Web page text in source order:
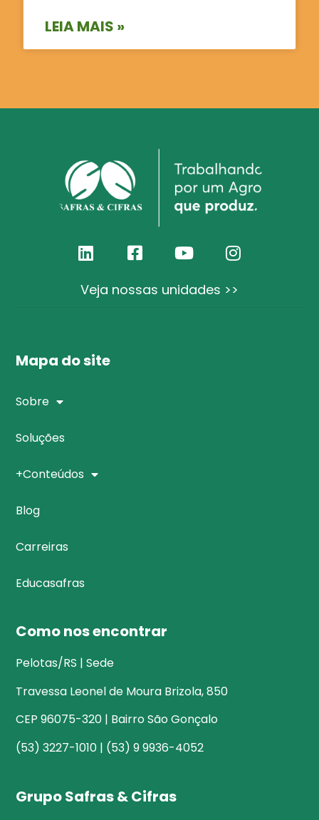
LEIA MAIS »
Veja nossas unidades >>
Mapa do site
Sobre
Soluções
+Conteúdos
Blog
Carreiras
Educasafras
Como nos encontrar
Pelotas/RS | Sede
Travessa Leonel de Moura Brizola, 850
CEP 96075-320 | Bairro São Gonçalo
(53) 3227-1010 | (53) 9 9936-4052
Grupo Safras & Cifras